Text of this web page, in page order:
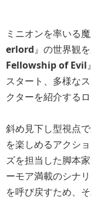
ミニオンを率いる
erlord』の世界観
Fellowship of Evil
スタート、多様な
クターを紹介する
斜め見下し型視点
を楽しめるアクシ
ズを担当した脚本
ーモア満載のシナ
を呼び戻すため、